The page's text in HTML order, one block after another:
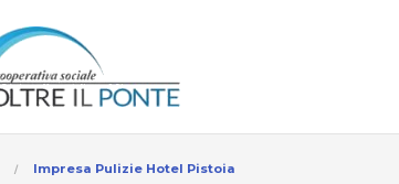
Impresa Pulizie Hotel Pistoia